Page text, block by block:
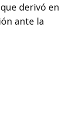
derivó en
ante la